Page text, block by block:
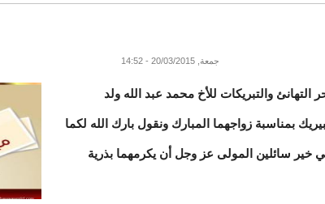
جمعة, 20/03/2015 - 14:52
التهانئ والتبريكات للأخ محمد عبد الله ولد
بمناسبة زواجهما المبارك ونقول بارك الله لكما
خير سائلين المولى عز وجل أن يكرمهما بذرية